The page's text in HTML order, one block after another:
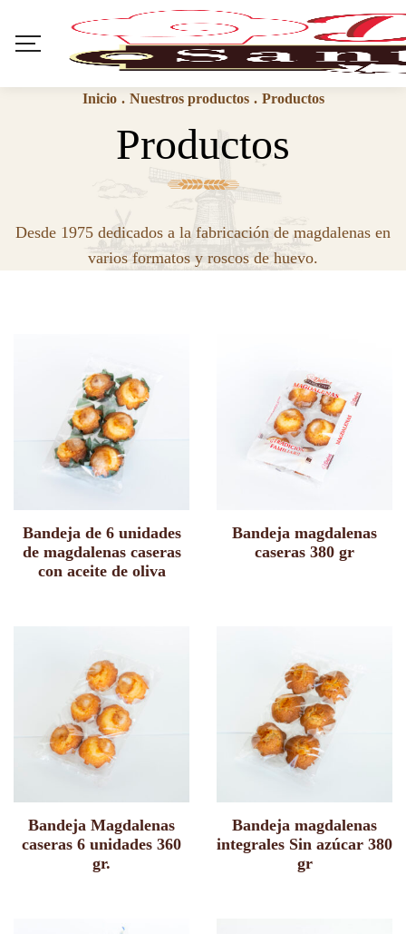
Inicio . Nuestros productos . Productos
Productos
Desde 1975 dedicados a la fabricación de magdalenas en
varios formatos y roscos de huevo.
Bandeja de 6 unidades
de magdalenas caseras
con aceite de oliva
Bandeja magdalenas
caseras 380 gr
Bandeja Magdalenas
caseras 6 unidades 360
gr.
Bandeja magdalenas
integrales Sin azúcar 380
gr